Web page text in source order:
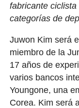
fabricante
categorías de
Juwon Kim será
miembro de la
17 años de
varios bancos
Youngone, una
Corea. Kim será